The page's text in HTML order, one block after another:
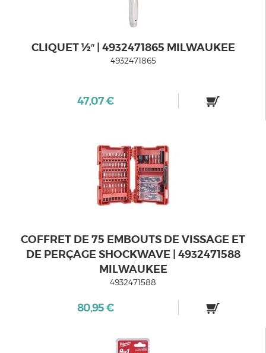
CLIQUET ½″ | 4932471865 MILWAUKEE
4932471865
47,07 €
COFFRET DE 75 EMBOUTS DE VISSAGE ET
DE PERÇAGE SHOCKWAVE | 4932471588
MILWAUKEE
4932471588
80,95 €